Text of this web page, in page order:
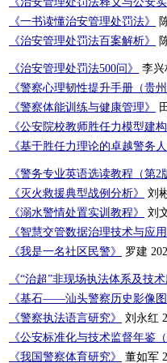
《一书读懂治安管理处罚法》
《治安管理处罚法百案解析》
《治安管理处罚法500问》
李兴
《警察心理韧性提升手册（贵
《警察体能训练与健康管理》
《公安院校教师胜任力模型建
《基于胜任力理论的卓越警务
《警务专业英语选读教程（第2
《灭火救援典型战例分析》
刘
《溺水警情处置实训教程》
刘
《智慧交管数据治理技术与应用
《我是一名社区民警》
罗建
《“治超”非现场执法体系及技术
《基石——汕头警察历史影像图
《警察执法语言研究》
刘永红
《公安标准化与技术监督年鉴（
《我国警察体育研究》
董如军